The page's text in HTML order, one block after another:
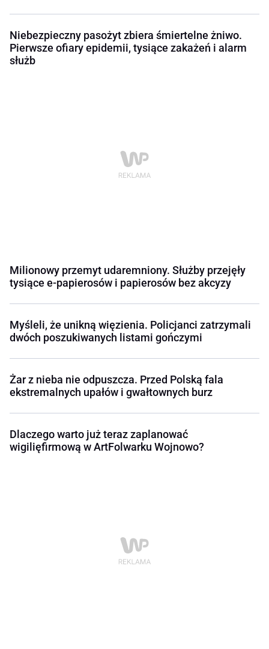
Niebezpieczny pasożyt zbiera śmiertelne żniwo.
Pierwsze ofiary epidemii, tysiące zakażeń i alarm
służb
Milionowy przemyt udaremniony. Służby przejęły
tysiące e-papierosów i papierosów bez akcyzy
Myśleli, że unikną więzienia. Policjanci zatrzymali
dwóch poszukiwanych listami gończymi
Żar z nieba nie odpuszcza. Przed Polską fala
ekstremalnych upałów i gwałtownych burz
Dlaczego warto już teraz zaplanować
wigilięfirmową w ArtFolwarku Wojnowo?